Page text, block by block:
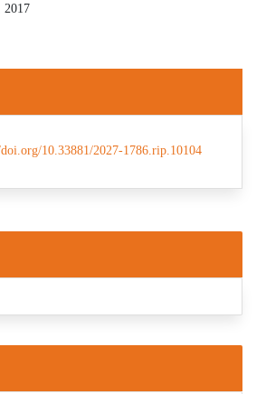
2017
10.33881/2027-1786.rip.10104